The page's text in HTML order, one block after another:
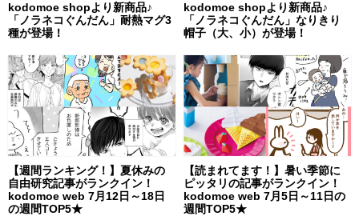
kodomoe shopより新商品♪
「ノラネコぐんだん」耐熱マグ3
種が登場！
kodomoe shopより新商品♪
「ノラネコぐんだん」なりきり
帽子（大、小）が登場！
【週間ランキング！】夏休みの
自由研究記事がランクイン！
kodomoe web 7月12日～18日
の週間TOP5★
【読まれてます！】暑い季節に
ピッタリの記事がランクイン！
kodomoe web 7月5日～11日の
週間TOP5★